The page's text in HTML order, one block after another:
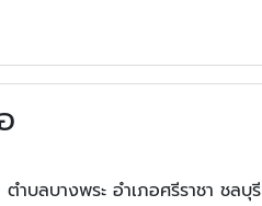
บลบางพระ อำเภอศรีราชา ชลบุ